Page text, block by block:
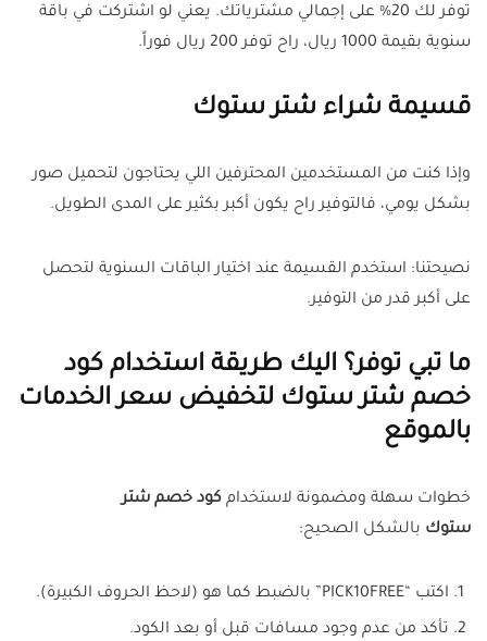
توفر لك 20% على إجمالي مشترياتك. يعني لو اشتركت في باقة
سنوية بقيمة 1000 ريال، راح توفر 200 ريال فوراً.
قسيمة شراء شتر ستوك
وإذا كنت من المستخدمين المحترفين اللي يحتاجون لتحميل صور
بشكل يومي، فالتوفير راح يكون أكبر بكثير على المدى الطويل.
نصيحتنا: استخدم القسيمة عند اختيار الباقات السنوية لتحصل
على أكبر قدر من التوفير.
ما تبي توفر؟ اليك طريقة استخدام كود
خصم شتر ستوك لتخفيض سعر الخدمات
بالموقع
خطوات سهلة ومضمونة لاستخدام كود خصم شتر
ستوك بالشكل الصحيح:
اكتب “PICK10FREE” بالضبط كما هو (لاحظ الحروف الكبيرة).
تأكد من عدم وجود مسافات قبل أو بعد الكود.